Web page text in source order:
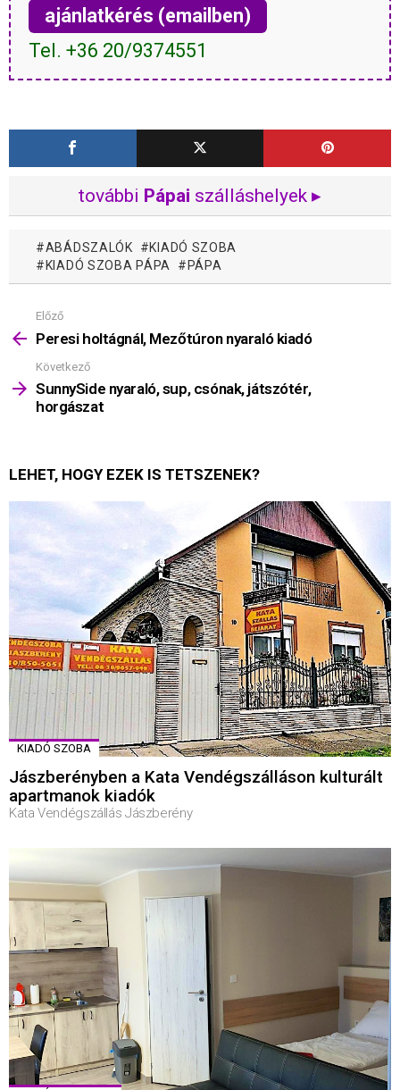
ajánlatkérés (emailben)
Tel. +36 20/9374551
további Pápai szálláshelyek ▸
ABÁDSZALÓK
KIADÓ SZOBA
KIADÓ SZOBA PÁPA
PÁPA
Mutass
többet
Előző
Peresi holtágnál, Mezőtúron nyaraló kiadó
Következő
SunnySide nyaraló, sup, csónak, játszótér,
horgászat
LEHET, HOGY EZEK IS TETSZENEK?
KIADÓ SZOBA
Jászberényben a Kata Vendégszálláson kulturált
apartmanok kiadók
Kata Vendégszállás Jászberény